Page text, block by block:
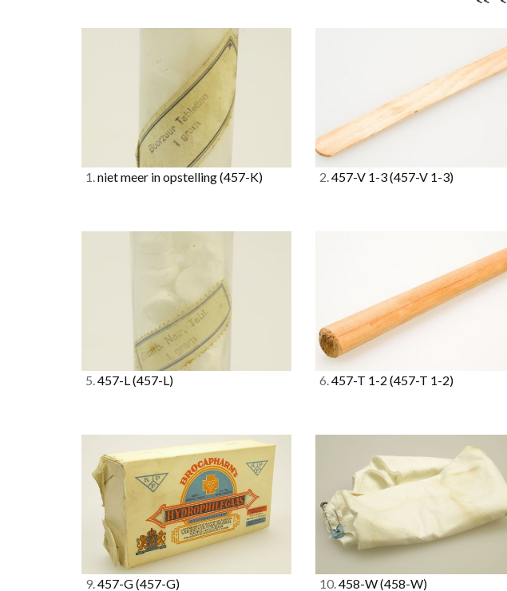
1.niet meer in opstelling(457-K) 2.457-V 1-3(457-V 1-3)
5.457-L(457-L) 6.457-T 1-2 (457-T 1-2)
9.457-G(457-G) 10.458-W(458-W)